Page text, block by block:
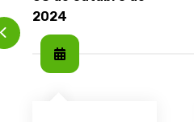
2024